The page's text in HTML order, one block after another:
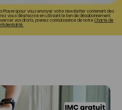
Playerspour vous envoyer votre newsletter contenant des
vous désinscrire en utilisant le lien de désabonnement
vos droits, prenez connaissance de notreCharte de